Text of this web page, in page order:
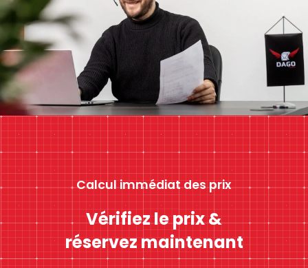
Calcul immédiat des prix